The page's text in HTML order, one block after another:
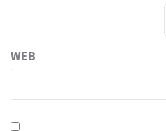
WEB